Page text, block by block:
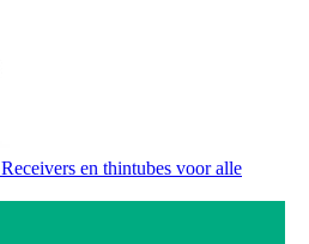
Receivers en thintubes voor alle